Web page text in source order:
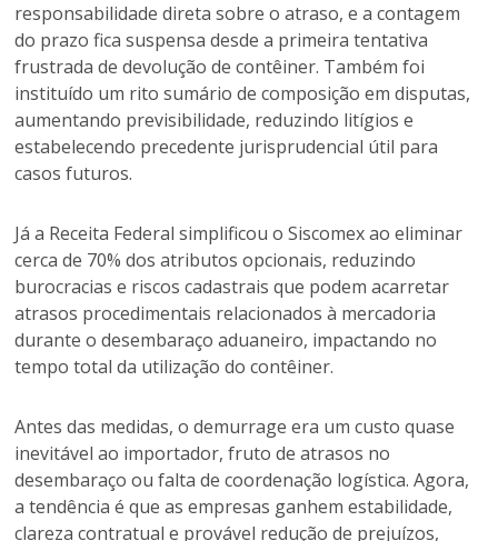
responsabilidade direta sobre o atraso, e a contagem
do prazo fica suspensa desde a primeira tentativa
frustrada de devolução de contêiner. Também foi
instituído um rito sumário de composição em disputas,
aumentando previsibilidade, reduzindo litígios e
estabelecendo precedente jurisprudencial útil para
casos futuros.
Já a Receita Federal simplificou o Siscomex ao eliminar
cerca de 70% dos atributos opcionais, reduzindo
burocracias e riscos cadastrais que podem acarretar
atrasos procedimentais relacionados à mercadoria
durante o desembaraço aduaneiro, impactando no
tempo total da utilização do contêiner.
Antes das medidas, o demurrage era um custo quase
inevitável ao importador, fruto de atrasos no
desembaraço ou falta de coordenação logística. Agora,
a tendência é que as empresas ganhem estabilidade,
clareza contratual e provável redução de prejuízos,